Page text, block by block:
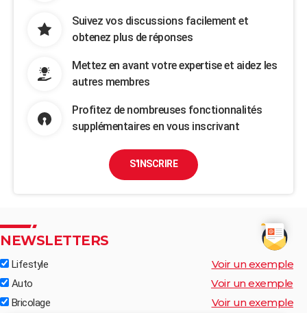
Suivez vos discussions facilement et
obtenez plus de réponses
Mettez en avant votre expertise et aidez les
autres membres
Profitez de nombreuses fonctionnalités
supplémentaires en vous inscrivant
S'INSCRIRE
NEWSLETTERS
Lifestyle Voir un exemple
Auto Voir un exemple
Bricolage Voir un exemple